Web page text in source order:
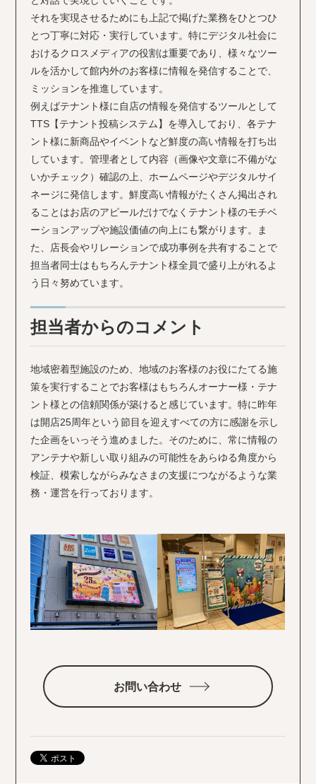
それを実現させるためにも上記で掲げた業務をひとつひ
とつ丁寧に対応・実行しています。特にデジタル社会に
おけるクロスメディアの役割は重要であり、様々なツー
ルを活かして館内外のお客様に情報を発信することで、
ミッションを推進しています。
例えばテナント様に自店の情報を発信するツールとして
TTS【テナント投稿システム】を導入しており、各テナ
ント様に新商品やイベントなど鮮度の高い情報を打ち出
しています。管理者として内容（画像や文章に不備がな
いかチェック）確認の上、ホームページやデジタルサイ
ネージに発信します。鮮度高い情報がたくさん掲出され
ることはお店のアピールだけでなくテナント様のモチベ
ーションアップや施設価値の向上にも繋がります。ま
た、店長会やリレーションで成功事例を共有することで
担当者同士はもちろんテナント様全員で盛り上がれるよ
う日々努めています。
担当者からのコメント
地域密着型施設のため、地域のお客様のお役にたてる施
策を実行することでお客様はもちろんオーナー様・テナ
ント様との信頼関係が築けると感じています。特に昨年
は開店25周年という節目を迎えすべての方に感謝を示し
た企画をいっそう進めました。そのために、常に情報の
アンテナや新しい取り組みの可能性をあらゆる角度から
検証、模索しながらみなさまの支援につながるような業
務・運営を行っております。
お問い合わせ